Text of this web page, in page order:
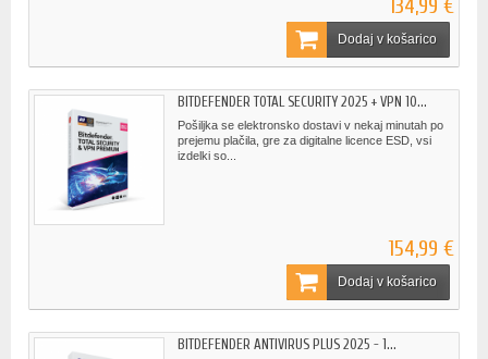
134,99 €
Dodaj v košarico
BITDEFENDER TOTAL SECURITY 2025 + VPN 10...
Pošiljka se elektronsko dostavi v nekaj minutah po
prejemu plačila, gre za digitalne licence ESD, vsi
izdelki so...
154,99 €
Dodaj v košarico
BITDEFENDER ANTIVIRUS PLUS 2025 - 1...